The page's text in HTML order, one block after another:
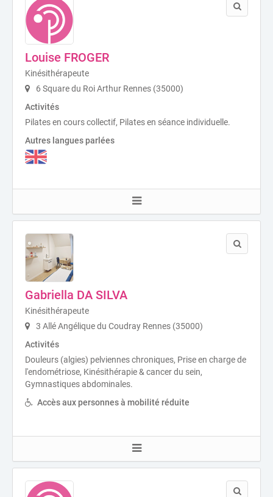
Louise FROGER
Kinésithérapeute
6 Square du Roi Arthur Rennes (35000)
Activités
Pilates en cours collectif, Pilates en séance individuelle.
Autres langues parlées
Gabriella DA SILVA
Kinésithérapeute
3 Allé Angélique du Coudray Rennes (35000)
Activités
Douleurs (algies) pelviennes chroniques, Prise en charge de
l'endométriose, Kinésithérapie & cancer du sein,
Gymnastiques abdominales.
Accès aux personnes à mobilité réduite